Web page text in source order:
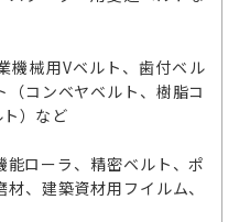
機械用Vベルト、歯付ベル
（コンベヤベルト、樹脂コ
）など
ローラ、精密ベルト、ポ
、建築資材用フイルム、